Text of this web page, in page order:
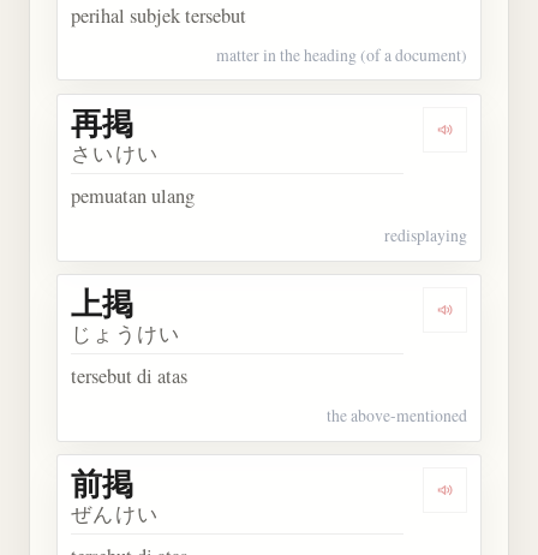
perihal subjek tersebut
matter in the heading (of a document)
Dengarkan
再掲
さいけい
pemuatan ulang
redisplaying
Dengarkan
上掲
じょうけい
tersebut di atas
the above-mentioned
Dengarkan
前掲
ぜんけい